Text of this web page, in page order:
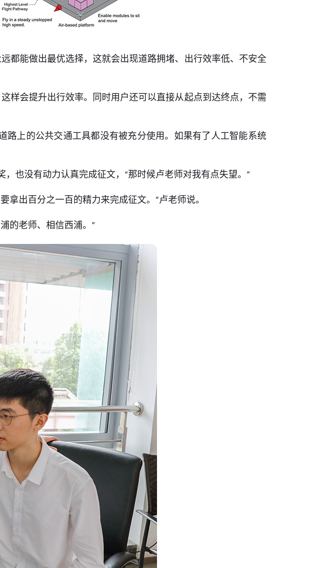
都能做出最优选择，这就会出现道路拥堵、出行效率低、不安全
样会提升出行效率。同时用户还可以直接从起点到达终点，不需
路上的公共交通工具都没有被充分使用。如果有了人工智能系统
也没有动力认真完成征文，“那时候卢老师对我有点失望。”
出百分之一百的精力来完成征文。”卢老师说。
的老师、相信西浦。”